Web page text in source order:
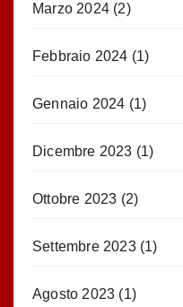
Marzo 2024 (2)
Febbraio 2024 (1)
Gennaio 2024 (1)
Dicembre 2023 (1)
Ottobre 2023 (2)
Settembre 2023(1)
Agosto 2023 (1)